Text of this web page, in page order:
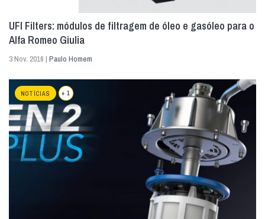
UFI Filters: módulos de filtragem de óleo e gasóleo para o
Alfa Romeo Giulia
3 Nov. 2016 | Paulo Homem
NOTÍCIAS + 1